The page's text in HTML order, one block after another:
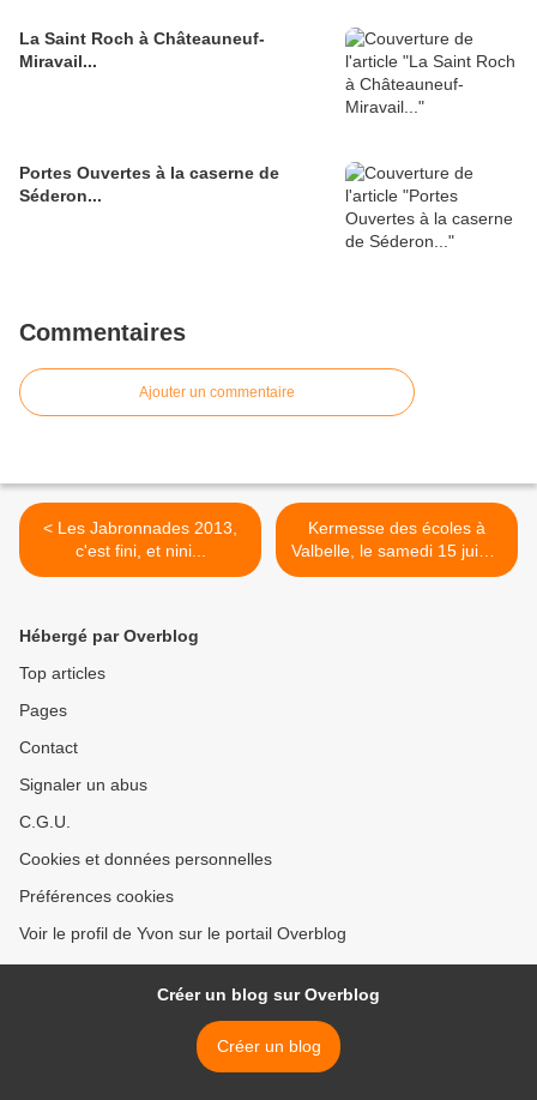
La Saint Roch à Châteauneuf-
Miravail...
Portes Ouvertes à la caserne de
Séderon...
Commentaires
Ajouter un commentaire
< Les Jabronnades 2013,
c'est fini, et nini...
Kermesse des écoles à
Valbelle, le samedi 15 juin...
>
Hébergé par Overblog
Top articles
Pages
Contact
Signaler un abus
C.G.U.
Cookies et données personnelles
Préférences cookies
Voir le profil de Yvon sur le portail Overblog
Créer un blog sur Overblog
Créer un blog